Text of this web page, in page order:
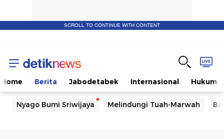
SCROLL TO CONTINUE WITH CONTENT
Home Berita Jabodetabek Internasional Hukum
Nyago Bumi Sriwijaya Melindungi Tuah-Marwah